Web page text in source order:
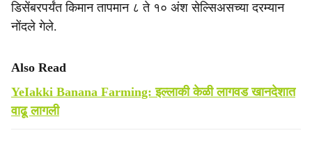
डिसेंबरपर्यंत किमान तापमान ८ ते १० अंश सेल्सिअसच्या दरम्यान
नोंदले गेले.
Also Read
YeIakki Banana Farming: इल्लाकी केळी लागवड खानदेशात
वाढू लागली